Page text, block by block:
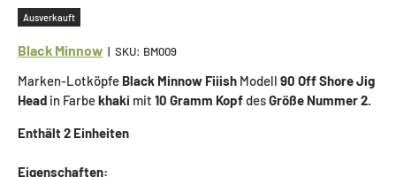
Ausverkauft
Black Minnow | SKU: BM009
Marken-Lotköpfe Black Minnow Fiiish Modell 90 Off Shore Jig
Head in Farbekhaki mit 10 Gramm KopfdesGröße Nummer 2.
Enthält 2 Einheiten
Eigenschaften: